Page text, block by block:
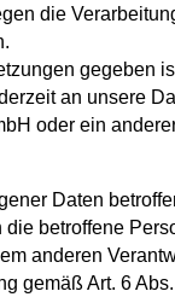
die
gegeben
an unsere
oder ein
Daten
betroffene
anderen
gemäß Art. 6